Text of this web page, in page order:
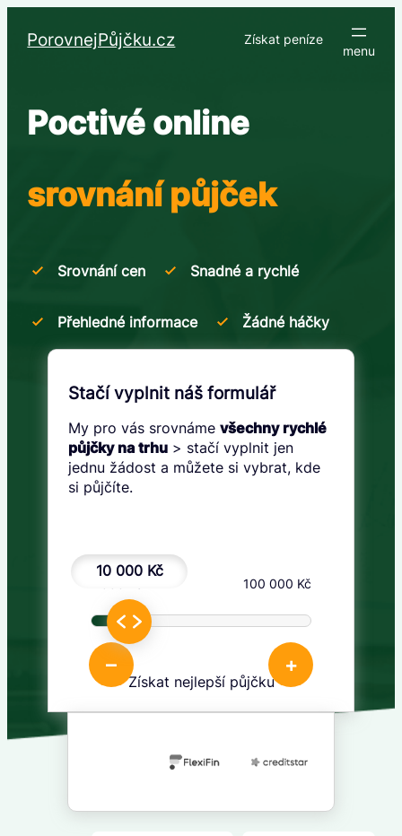
PorovnejPůjčku.cz Získat peníze
Poctivé online
srovnání půjček
Srovnání cen Snadné a rychlé
Přehledné informace Žádné háčky
Stačí vyplnit náš formulář
My pro vás srovnámevšechny rychlé
půjčky na trhu > stačí vyplnit jen
jednu žádost a můžete si vybrat, kde
si půjčíte.
10 000 Kč
– +
100 000 Kč
Získat nejlepší půjčku